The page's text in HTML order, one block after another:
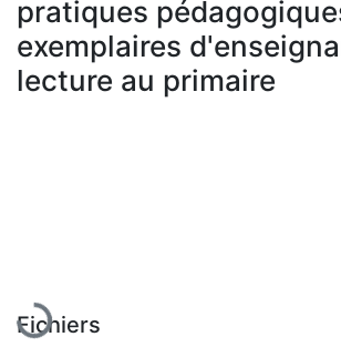
pratiques
exemplaires
lecture au primaire
Fichiers